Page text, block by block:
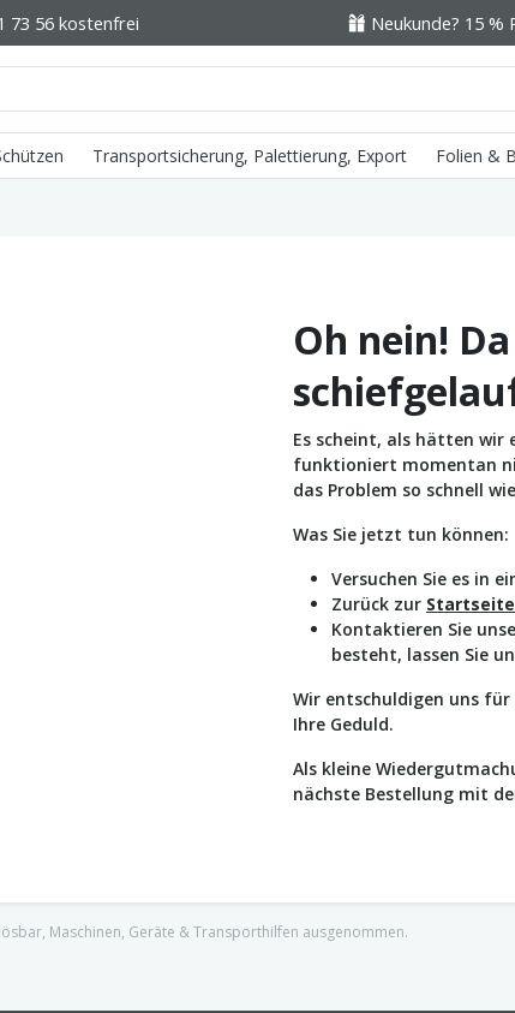
73 56 kostenfrei Neukunde? 15
Transportsicherung, Palettierung, Export Folien &
Oh nein!
Es scheint, als hätten wir
funktioniert momentan
das Problem so schnell
Was Sie jetzt tun können:
Versuchen Sie es in
Zurück zur Startseite
Kontaktieren Sie
besteht, lassen Sie
Wir entschuldigen uns
Ihre Geduld.
Als kleine
nächste Bestellung mit
Maschinen, Geräte & Transporthilfen ausgenommen.